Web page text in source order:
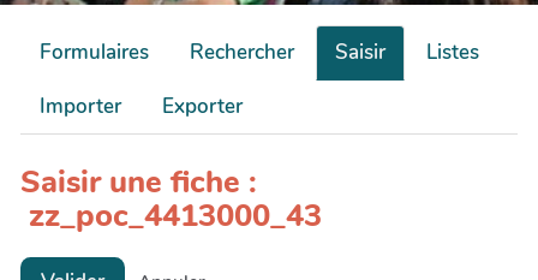
Formulaires Rechercher Saisir
Listes
Importer
Exporter
Saisir une fiche :
zz_poc_4413000_43